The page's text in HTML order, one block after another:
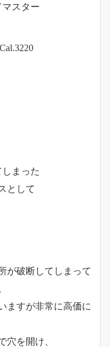
マスター
しまった
として
が破断してしまって
ますが非常に高価に
穴を開け、